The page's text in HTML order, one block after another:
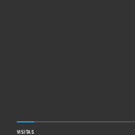
VISITAS